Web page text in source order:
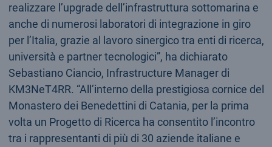
realizzare l’upgrade dell’infrastruttura sottomarina e
anche di numerosi laboratori di integrazione in giro
per l’Italia, grazie al lavoro sinergico tra enti di ricerca,
università e partner tecnologici”, ha dichiarato
Sebastiano Ciancio, Infrastructure Manager di
KM3NeT4RR. “All’interno della prestigiosa cornice del
Monastero dei Benedettini di Catania, per la prima
volta un Progetto di Ricerca ha consentito l’incontro
tra i rappresentanti di più di 30 aziende italiane e